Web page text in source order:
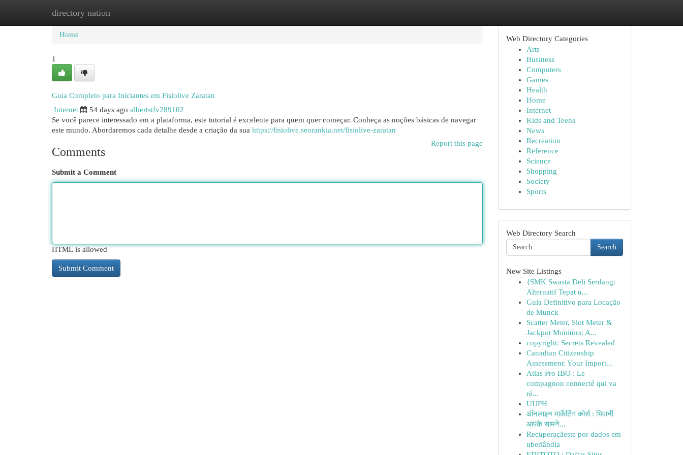
directory nation
Home New Site Listings
Home
1
Guia Completo para Iniciantes em Fisiolive Zaratan
Internet
54 days ago albertstfv289102
Se você parece interessado em a plataforma, este tutorial é excelente para quem quer começar. Conheça as noções básicas de navegar
este mundo. Abordaremos cada detalhe desde a criação da sua https://fisiolive.seorankia.net/fisiolive-zaratan
Report this page
Comments
Submit a Comment
HTML is allowed
Web Directory Categories
Arts
Business
Computers
Games
Health
Home
Internet
Kids and Teens
News
Recreation
Reference
Science
Shopping
Society
Sports
Web Directory Search
Search
New Site Listings
{SMK Swasta Deli Serdang:
Alternatif Tepat u...
Guia Definitivo para Locação
de Munck
Scatter Meter, Slot Meter &
Jackpot Monitors: A...
copyright: Secrets Revealed
Canadian Citizenship
Assessment: Your Import...
Atlas Pro IBO : Le
compagnon connecté qui va
ré...
UUPH
ऑनलाइन मार्केटिंग कोर्स : भिवानी
आपके सामने...
Recuperaçãeste por dados em
uberlândia